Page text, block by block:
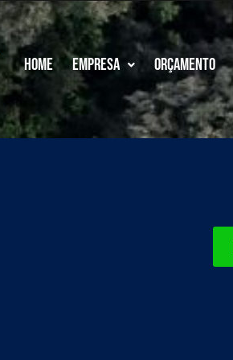
Home Empresa Orçamento